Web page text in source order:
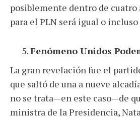
posiblemente dentro de cuatro
para el PLN será igual o
Fenómeno Unidos
La gran revelación fue el
que saltó de una a nueve
no se trata—en este caso—de
ministra de la Presidencia,